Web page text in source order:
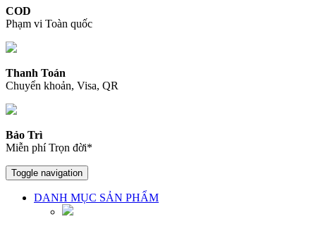
COD
Phạm vi Toàn quốc
Thanh Toán
Chuyển khoản, Visa, QR
Bảo Trì
Miễn phí Trọn đời*
Toggle navigation
DANH MỤC SẢN PHẨM